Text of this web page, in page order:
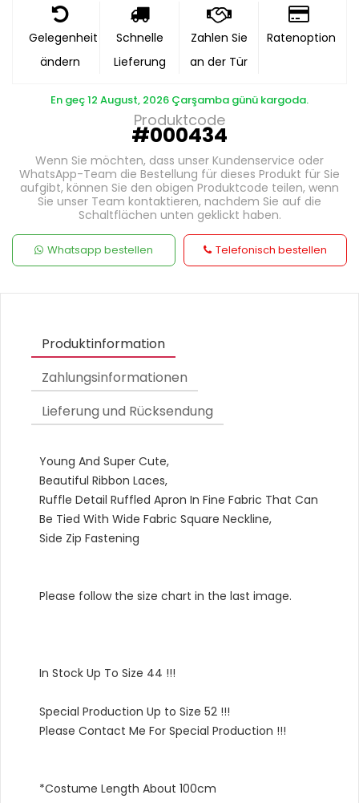
Gelegenheit
ändern
Schnelle
Lieferung
Zahlen Sie
an der Tür
Ratenoption
En geç 12 August, 2026 Çarşamba günü kargoda.
Produktcode
#000434
Wenn Sie möchten, dass unser Kundenservice oder
WhatsApp-Team die Bestellung für dieses Produkt für Sie
aufgibt, können Sie den obigen Produktcode teilen, wenn
Sie unser Team kontaktieren, nachdem Sie auf die
Schaltflächen unten geklickt haben.
Whatsapp bestellen Telefonisch bestellen
Produktinformation
Zahlungsinformationen
Lieferung und Rücksendung
Young And Super Cute,
Beautiful Ribbon Laces,
Ruffle Detail Ruffled Apron In Fine Fabric That Can
Be Tied With Wide Fabric Square Neckline,
Side Zip Fastening
Please follow the size chart in the last image.
In Stock Up To Size 44 !!!
Special Production Up to Size 52 !!!
Please Contact Me For Special Production !!!
*Costume Length About 100cm